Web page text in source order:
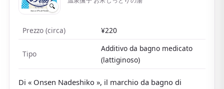
🔍
Prezzo (circa) ¥220
Tipo
Additivo da bagno medicato
(lattiginoso)
Di « Onsen Nadeshiko », il marchio da bagno di